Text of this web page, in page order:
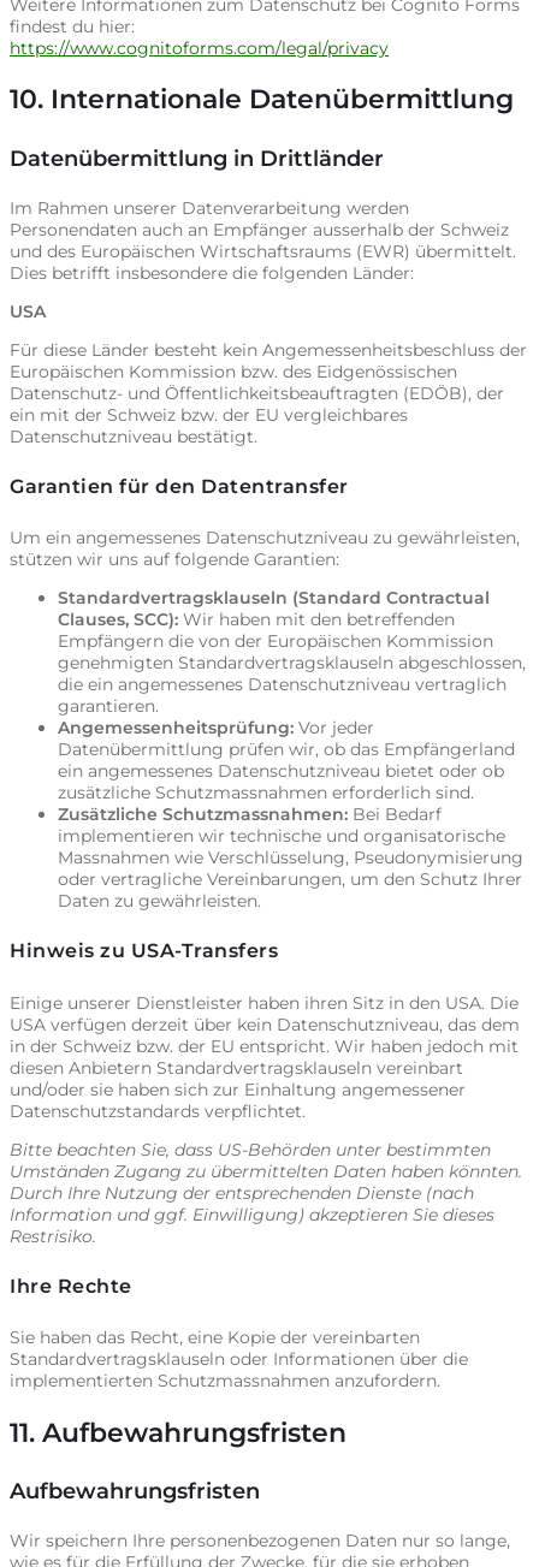
Weitere Informationen zum Datenschutz bei Cognito Forms
findest du hier:
https://www.cognitoforms.com/legal/privacy
10. Internationale Datenübermittlung
Datenübermittlung in Drittländer
Im Rahmen unserer Datenverarbeitung werden
Personendaten auch an Empfänger ausserhalb der Schweiz
und des Europäischen Wirtschaftsraums (EWR) übermittelt.
Dies betrifft insbesondere die folgenden Länder:
USA
Für diese Länder besteht kein Angemessenheitsbeschluss der
Europäischen Kommission bzw. des Eidgenössischen
Datenschutz- und Öffentlichkeitsbeauftragten (EDÖB), der
ein mit der Schweiz bzw. der EU vergleichbares
Datenschutzniveau bestätigt.
Garantien für den Datentransfer
Um ein angemessenes Datenschutzniveau zu gewährleisten,
stützen wir uns auf folgende Garantien:
Standardvertragsklauseln (Standard Contractual
Clauses, SCC): Wir haben mit den betreffenden
Empfängern die von der Europäischen Kommission
genehmigten Standardvertragsklauseln abgeschlossen,
die ein angemessenes Datenschutzniveau vertraglich
garantieren.
Angemessenheitsprüfung: Vor jeder
Datenübermittlung prüfen wir, ob das Empfängerland
ein angemessenes Datenschutzniveau bietet oder ob
zusätzliche Schutzmassnahmen erforderlich sind.
Zusätzliche Schutzmassnahmen: Bei Bedarf
implementieren wir technische und organisatorische
Massnahmen wie Verschlüsselung, Pseudonymisierung
oder vertragliche Vereinbarungen, um den Schutz Ihrer
Daten zu gewährleisten.
Hinweis zu USA-Transfers
Einige unserer Dienstleister haben ihren Sitz in den USA. Die
USA verfügen derzeit über kein Datenschutzniveau, das dem
in der Schweiz bzw. der EU entspricht. Wir haben jedoch mit
diesen Anbietern Standardvertragsklauseln vereinbart
und/oder sie haben sich zur Einhaltung angemessener
Datenschutzstandards verpflichtet.
Bitte beachten Sie, dass US-Behörden unter bestimmten
Umständen Zugang zu übermittelten Daten haben könnten.
Durch Ihre Nutzung der entsprechenden Dienste (nach
Information und ggf. Einwilligung) akzeptieren Sie dieses
Restrisiko.
Ihre Rechte
Sie haben das Recht, eine Kopie der vereinbarten
Standardvertragsklauseln oder Informationen über die
implementierten Schutzmassnahmen anzufordern.
11. Aufbewahrungsfristen
Aufbewahrungsfristen
Wir speichern Ihre personenbezogenen Daten nur so lange,
wie es für die Erfüllung der Zwecke, für die sie erhoben